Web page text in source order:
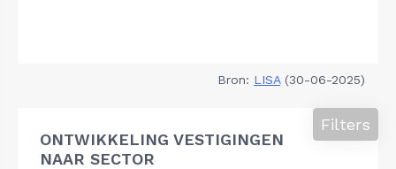
Bron: LISA(30-06-2025)
ONTWIKKELING VESTIGINGEN
NAAR SECTOR
Filters